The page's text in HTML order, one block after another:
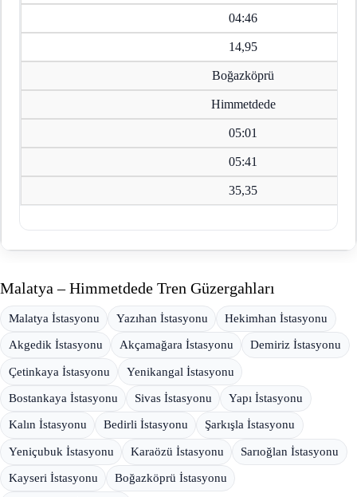
04:46
14,95
Boğazköprü
Himmetdede
05:01
05:41
35,35
Malatya – Himmetdede Tren Güzergahları
Malatya İstasyonu Yazıhan İstasyonu Hekimhan İstasyonu
Akgedik İstasyonu Akçamağara İstasyonu Demiriz İstasyonu
Çetinkaya İstasyonu Yenikangal İstasyonu
Bostankaya İstasyonu Sivas İstasyonu Yapı İstasyonu
Kalın İstasyonu Bedirli İstasyonu Şarkışla İstasyonu
Yeniçubuk İstasyonu Karaözü İstasyonu Sarıoğlan İstasyonu
Kayseri İstasyonu Boğazköprü İstasyonu